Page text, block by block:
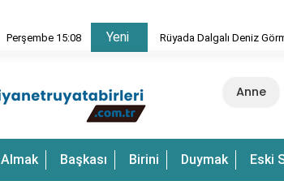
Perşembe 15:08 Yeni Rüyada Dalgalı Deniz
Anne
Almak Başkası Birini Duymak Eski